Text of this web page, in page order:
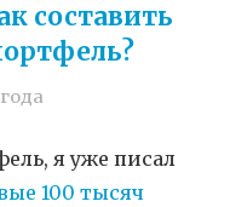
составить
я уже писал
100 тысяч